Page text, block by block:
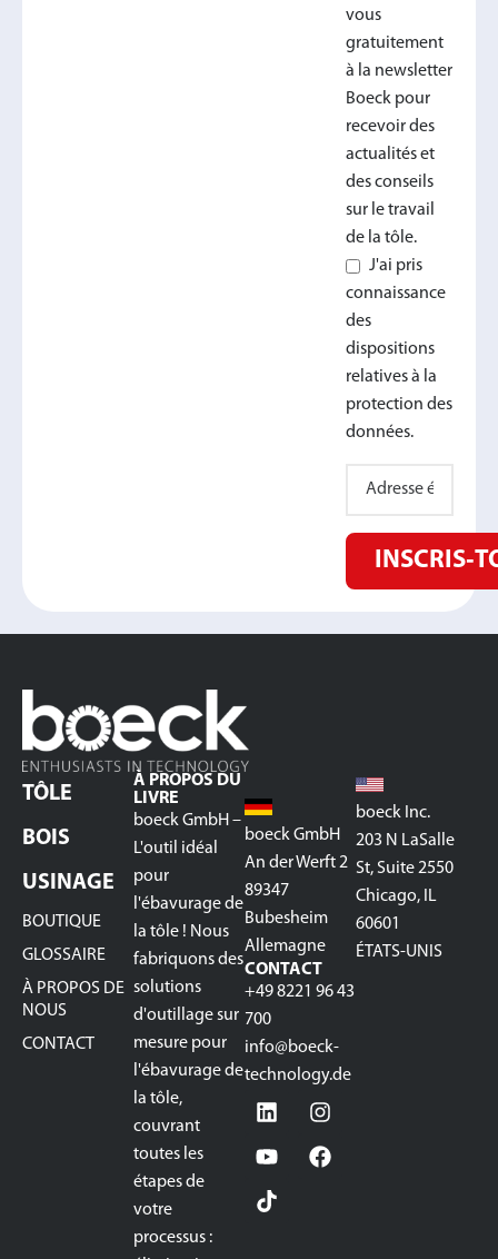
vous
gratuitement
à la newsletter
Boeck pour
recevoir des
actualités et
des conseils
sur le travail
de la tôle.
J'ai pris
connaissance
des
dispositions
relatives à la
protection des
données.
TÔLE
BOIS
USINAGE
BOUTIQUE
GLOSSAIRE
À PROPOS DE
NOUS
CONTACT
À PROPOS DU
LIVRE
boeck GmbH –
L'outil idéal
pour
l'ébavurage de
la tôle ! Nous
fabriquons des
solutions
d'outillage sur
mesure pour
l'ébavurage de
la tôle,
couvrant
toutes les
étapes de
votre
processus :
boeck GmbH
An der Werft 2
89347
Bubesheim
Allemagne
CONTACT
+49 8221 96 43
700
info@boeck-
technology.de
boeck Inc.
203 N LaSalle
St, Suite 2550
Chicago, IL
60601
ÉTATS-UNIS